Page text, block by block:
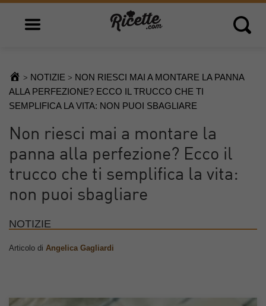
Open main menu Open
> NOTIZIE > NON RIESCI MAI A MONTARE LA PANNA
ALLA PERFEZIONE? ECCO IL TRUCCO CHE TI
SEMPLIFICA LA VITA: NON PUOI SBAGLIARE
Non riesci mai a montare la
panna alla perfezione? Ecco il
trucco che ti semplifica la vita:
non puoi sbagliare
NOTIZIE
Articolo di Angelica Gagliardi